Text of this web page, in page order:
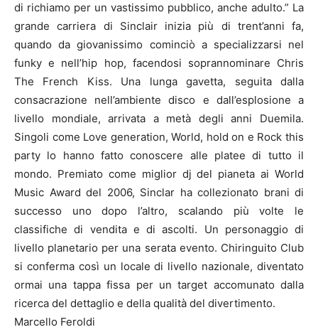
di richiamo per un vastissimo pubblico, anche adulto.” La
grande carriera di Sinclair inizia più di trent’anni fa,
quando da giovanissimo cominciò a specializzarsi nel
funky e nell’hip hop, facendosi soprannominare Chris
The French Kiss. Una lunga gavetta, seguita dalla
consacrazione nell’ambiente disco e dall’esplosione a
livello mondiale, arrivata a metà degli anni Duemila.
Singoli come Love generation, World, hold on e Rock this
party lo hanno fatto conoscere alle platee di tutto il
mondo. Premiato come miglior dj del pianeta ai World
Music Award del 2006, Sinclar ha collezionato brani di
successo uno dopo l’altro, scalando più volte le
classifiche di vendita e di ascolti. Un personaggio di
livello planetario per una serata evento. Chiringuito Club
si conferma così un locale di livello nazionale, diventato
ormai una tappa fissa per un target accomunato dalla
ricerca del dettaglio e della qualità del divertimento.
Marcello Feroldi